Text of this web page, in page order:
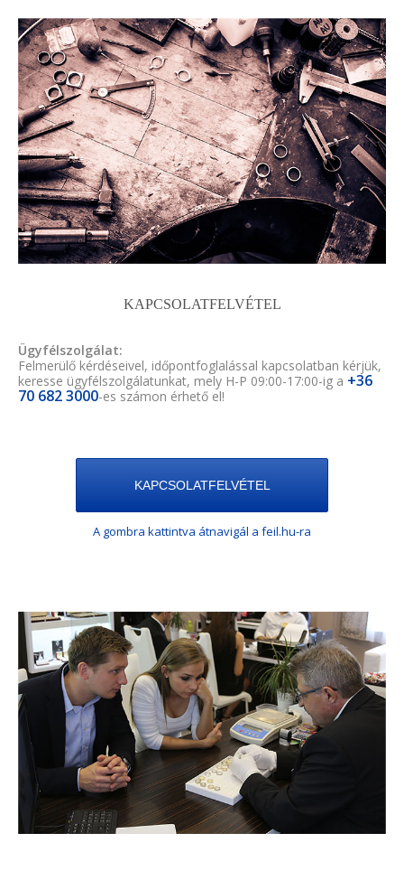
KAPCSOLATFELVÉTEL
Ügyfélszolgálat:
Felmerülő kérdéseivel, időpontfoglalással kapcsolatban kérjük,
keresse ügyfélszolgálatunkat, mely H-P 09:00-17:00-ig a +36
70 682 3000-es számon érhető el!
KAPCSOLATFELVÉTEL
A gombra kattintva átnavigál a feil.hu-ra